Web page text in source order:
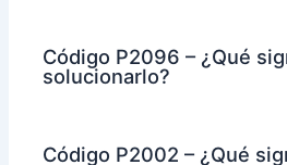
Código P2096 – ¿Qué
solucionarlo?
Código P2002 – ¿Qué